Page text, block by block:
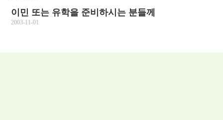
이민 또는 유학을 준비하시는 분들께
2003-11-01